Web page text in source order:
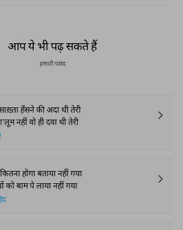
आप ये भी पढ़ सकते हैं
हमारी पसंद
हँसने की अदा थी तेरी
नहीं वो ही दवा थी तेरी
होगा बताया नहीं गया
को बाम पे लाया नहीं गया